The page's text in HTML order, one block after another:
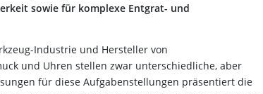
sowie für komplexe Entgrat- und
Industrie und Hersteller von
und Uhren stellen zwar unterschiedliche, aber
für diese Aufgabenstellungen präsentiert die